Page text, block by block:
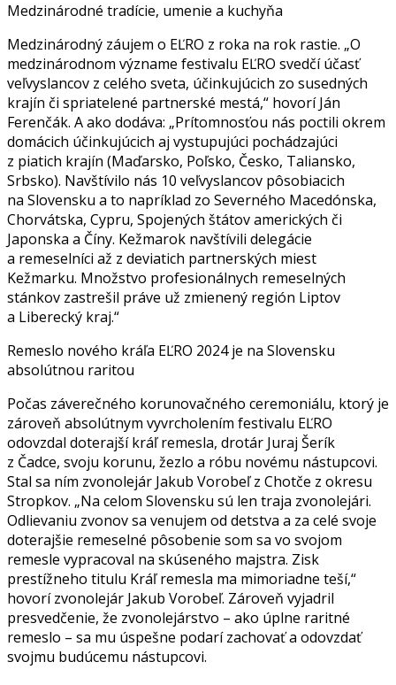
Medzinárodné tradície, umenie a kuchyňa
Medzinárodný záujem o EĽRO z roka na rok rastie. „O
medzinárodnom význame festivalu EĽRO svedčí účasť
veľvyslancov z celého sveta, účinkujúcich zo susedných
krajín či spriatelené partnerské mestá,“ hovorí Ján
Ferenčák. A ako dodáva: „Prítomnosťou nás poctili okrem
domácich účinkujúcich aj vystupujúci pochádzajúci
z piatich krajín (Maďarsko, Poľsko, Česko, Taliansko,
Srbsko). Navštívilo nás 10 veľvyslancov pôsobiacich
na Slovensku a to napríklad zo Severného Macedónska,
Chorvátska, Cypru, Spojených štátov amerických či
Japonska a Číny. Kežmarok navštívili delegácie
a remeselníci až z deviatich partnerských miest
Kežmarku. Množstvo profesionálnych remeselných
stánkov zastrešil práve už zmienený región Liptov
a Liberecký kraj.“
Remeslo nového kráľa EĽRO 2024 je na Slovensku
absolútnou raritou
Počas záverečného korunovačného ceremoniálu, ktorý je
zároveň absolútnym vyvrcholením festivalu EĽRO
odovzdal doterajší kráľ remesla, drotár Juraj Šerík
z Čadce, svoju korunu, žezlo a róbu novému nástupcovi.
Stal sa ním zvonolejár Jakub Vorobeľ z Chotče z okresu
Stropkov. „Na celom Slovensku sú len traja zvonolejári.
Odlievaniu zvonov sa venujem od detstva a za celé svoje
doterajšie remeselné pôsobenie som sa vo svojom
remesle vypracoval na skúseného majstra. Zisk
prestížneho titulu Kráľ remesla ma mimoriadne teší,“
hovorí zvonolejár Jakub Vorobeľ. Zároveň vyjadril
presvedčenie, že zvonolejárstvo – ako úplne raritné
remeslo – sa mu úspešne podarí zachovať a odovzdať
svojmu budúcemu nástupcovi.